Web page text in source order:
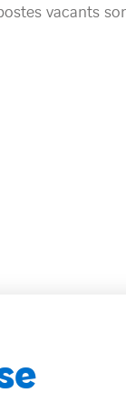
vacants